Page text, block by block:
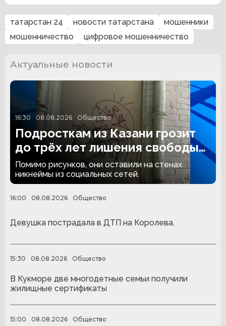
татарстан 24 новости татарстана
мошенники
мошенничество
цифровое мошенничество
Актуальные новости
16:30 08.08.2026 Общество
Подросткам из Казани грозит
до трёх лет лишения свободы
за граффити
Помимо рисунков, они оставили на стенах
никнеймы из социальных сетей.
16:00 08.08.2026 Общество
Девушка пострадала в ДТП на Королева.
15:30 08.08.2026 Общество
В Кукморе две многодетные семьи получили
жилищные сертификаты
15:00 08.08.2026 Общество